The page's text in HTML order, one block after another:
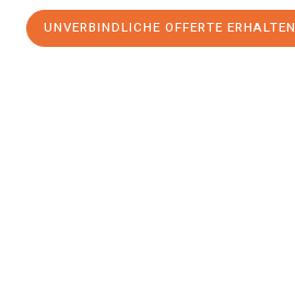
UNVERBINDLICHE OFFERTE ERHALTEN